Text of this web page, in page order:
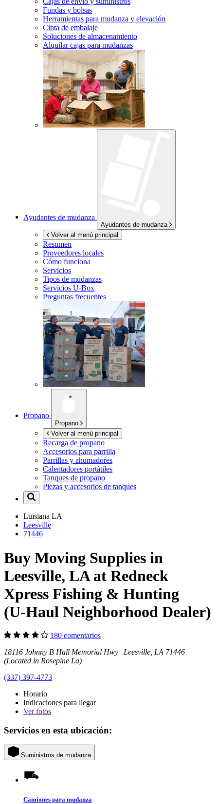
Fundas y bolsas
Herramientas para mudanza y elevación
Cinta de embalaje
Soluciones de almacenamiento
Alquilar cajas para mudanzas
Ayudantes de mudanza
Ayudantes de mudanza
Volver al menú principal
Resumen
Proveedores locales
Cómo funciona
Servicios
Tipos de mudanzas
Servicios U-Box
Preguntas frecuentes
Propano
Propano
Volver al menú principal
Recarga de propano
Accesorios para parrilla
Parrillas y ahumadores
Calentadores portátiles
Tanques de propano
Piezas y accesorios de tanques
Luisiana LA
Leesville
71446
Buy Moving Supplies in
Leesville, LA at Redneck
Xpress Fishing & Hunting
(U-Haul Neighborhood Dealer)
180 comentarios
18116 Johnny B Hall Memorial Hwy Leesville, LA 71446
(Located in Rosepine La)
(337) 397-4773
Horario
Indicaciones para llegar
Verfotos
Servicios en esta ubicación:
Suministros de mudanza
Camiones para mudanza